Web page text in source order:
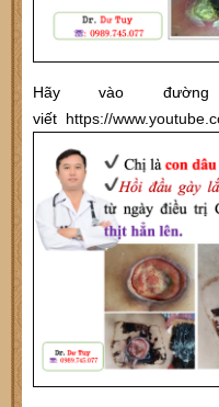
Hãy vào
viết https://